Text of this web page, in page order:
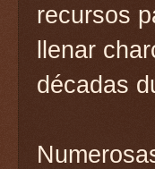
recursos
llenar
décadas